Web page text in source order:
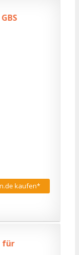
kaufen*
für